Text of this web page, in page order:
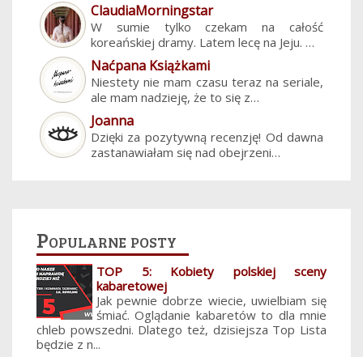
ClaudiaMorningstar
W sumie tylko czekam na całość
koreańskiej dramy. Latem lecę na Jeju. …
Naćpana Książkami
Niestety nie mam czasu teraz na seriale,
ale mam nadzieję, że to się z…
Joanna
Dzięki za pozytywną recenzję! Od dawna
zastanawiałam się nad obejrzeni…
Popularne posty
TOP 5: Kobiety polskiej sceny
kabaretowej
Jak pewnie dobrze wiecie, uwielbiam się
śmiać. Oglądanie kabaretów to dla mnie
chleb powszedni. Dlatego też, dzisiejsza Top Lista
będzie z n...